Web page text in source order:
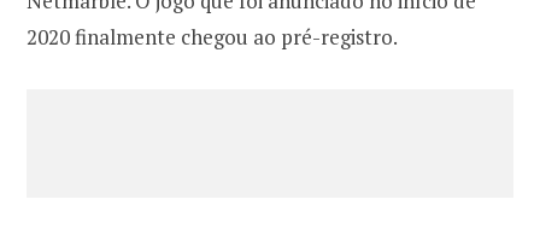
2020 finalmente chegou ao pré-registro.